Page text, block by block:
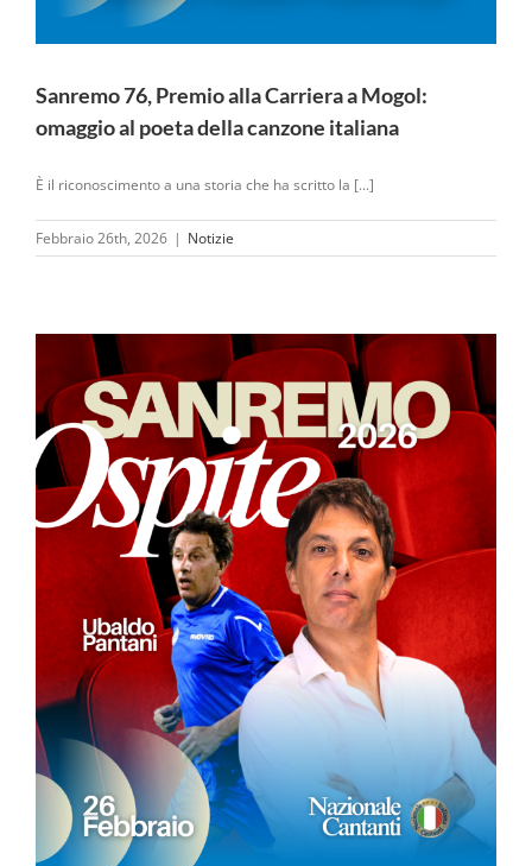
Sanremo 76, Premio alla Carriera a Mogol:
omaggio al poeta della canzone italiana
È il riconoscimento a una storia che ha scritto la [...]
Febbraio 26th, 2026 | Notizie